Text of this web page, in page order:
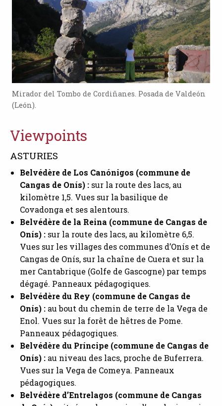
Mirador del Tombo de Cordiñanes. Posada de Valdeón
(León).
Viewpoints
ASTURIES
Belvédère de Los Canónigos (commune de
Cangas de Onís) : sur la route des lacs, au
kilomètre 1,5. Vues sur la basilique de
Covadonga et ses alentours.
Belvédère de la Reina (commune de Cangas de
Onís) : sur la route des lacs, au kilomètre 6,5.
Vues sur les villages des communes d’Onís et de
Cangas de Onís, sur la chaîne de Cuera et sur la
mer Cantabrique (Golfe de Gascogne) par temps
dégagé. Panneaux pédagogiques.
Belvédère du Rey (commune de Cangas de
Onís) : au bout du chemin de terre de la Vega de
Enol. Vues sur la forêt de hêtres de Pome.
Panneaux pédagogiques.
Belvédère du Príncipe (commune de Cangas de
Onís) : au niveau des lacs, proche de Buferrera.
Vues sur la Vega de Comeya. Panneaux
pédagogiques.
Belvédère d’Entrelagos (commune de Cangas